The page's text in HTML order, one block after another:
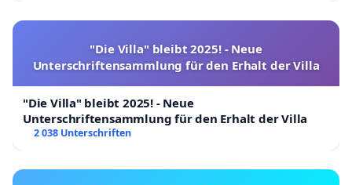
"Die Villa" bleibt 2025! - Neue
Unterschriftensammlung für den Erhalt der Villa
"Die Villa" bleibt 2025! - Neue
Unterschriftensammlung für den Erhalt der Villa
2 038 Unterschriften